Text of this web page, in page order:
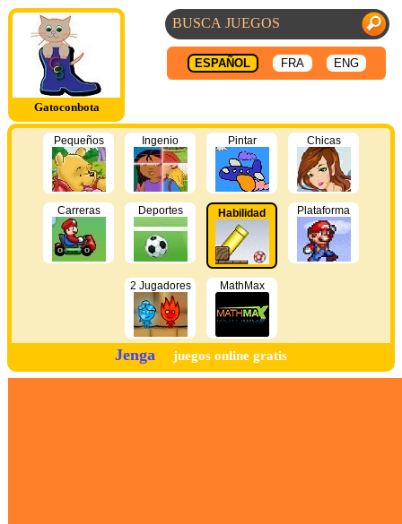
Gatoconbota
ESPAÑOL FRA ENG
Pequeños Ingenio Pintar Chicas
Carreras Deportes Habilidad Plataforma
2 Jugadores MathMax
Jenga juegos online gratis